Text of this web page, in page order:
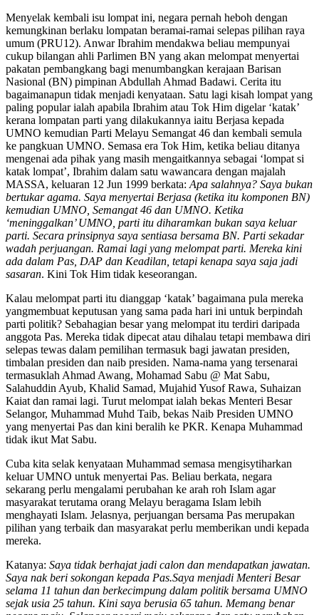
Menyelak kembali isu lompat ini, negara pernah heboh dengan
kemungkinan berlaku lompatan beramai-ramai selepas pilihan raya
umum (PRU12). Anwar Ibrahim mendakwa beliau mempunyai
cukup bilangan ahli Parlimen BN yang akan melompat menyertai
pakatan pembangkang bagi menumbangkan kerajaan Barisan
Nasional (BN) pimpinan Abdullah Ahmad Badawi. Cerita itu
bagaimanapun tidak menjadi kenyataan. Satu lagi kisah lompat yang
paling popular ialah apabila Ibrahim atau Tok Him digelar ‘katak’
kerana lompatan parti yang dilakukannya iaitu Berjasa kepada
UMNO kemudian Parti Melayu Semangat 46 dan kembali semula
ke pangkuan UMNO. Semasa era Tok Him, ketika beliau ditanya
mengenai ada pihak yang masih mengaitkannya sebagai ‘lompat si
katak lompat’, Ibrahim dalam satu wawancara dengan majalah
MASSA, keluaran 12 Jun 1999 berkata: Apa salahnya? Saya bukan
bertukar agama. Saya menyertai Berjasa (ketika itu komponen BN)
kemudian UMNO, Semangat 46 dan UMNO. Ketika
‘meninggalkan’ UMNO, parti itu diharamkan bukan saya keluar
parti. Secara prinsipnya saya sentiasa bersama BN. Parti sekadar
wadah perjuangan. Ramai lagi yang melompat parti. Mereka kini
ada dalam Pas, DAP dan Keadilan, tetapi kenapa saya saja jadi
sasaran. Kini Tok Him tidak keseorangan.
Kalau melompat parti itu dianggap ‘katak’ bagaimana pula mereka
yangmembuat keputusan yang sama pada hari ini untuk berpindah
parti politik? Sebahagian besar yang melompat itu terdiri daripada
anggota Pas. Mereka tidak dipecat atau dihalau tetapi membawa diri
selepas tewas dalam pemilihan termasuk bagi jawatan presiden,
timbalan presiden dan naib presiden. Nama-nama yang tersenarai
termasuklah Ahmad Awang, Mohamad Sabu @ Mat Sabu,
Salahuddin Ayub, Khalid Samad, Mujahid Yusof Rawa, Suhaizan
Kaiat dan ramai lagi. Turut melompat ialah bekas Menteri Besar
Selangor, Muhammad Muhd Taib, bekas Naib Presiden UMNO
yang menyertai Pas dan kini beralih ke PKR. Kenapa Muhammad
tidak ikut Mat Sabu.
Cuba kita selak kenyataan Muhammad semasa mengisytiharkan
keluar UMNO untuk menyertai Pas. Beliau berkata, negara
sekarang perlu mengalami perubahan ke arah roh Islam agar
masyarakat terutama orang Melayu beragama Islam lebih
menghayati Islam. Jelasnya, perjuang­an bersama Pas merupakan
pilihan yang terbaik dan masyarakat perlu memberikan undi kepada
mereka.
Katanya: Saya tidak berhajat jadi calon dan mendapatkan jawatan.
Saya nak beri sokongan kepada Pas.Saya menjadi Menteri Besar
selama 11 tahun dan berkecimpung dalam politik bersama UMNO
sejak usia 25 tahun. Kini saya berusia 65 tahun. Memang benar